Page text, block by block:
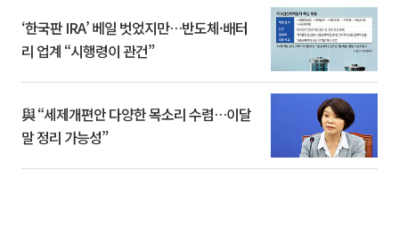
‘한국판 IRA’ 베일 벗었지만…반도체·배터
리 업계 “시행령이 관건”
與 “세제개편안 다양한 목소리 수렴…이달
말 정리 가능성”